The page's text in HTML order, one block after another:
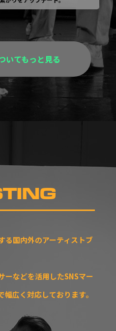
いてもっと見る
る国内外のアーティストブ
ーなどを活用したSNSマー
広く対応しております。